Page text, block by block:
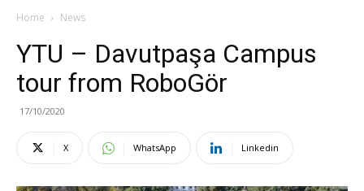
Home News
YTU – Davutpaşa Campus
tour from RoboGör
17/10/2020
X WhatsApp Linkedin